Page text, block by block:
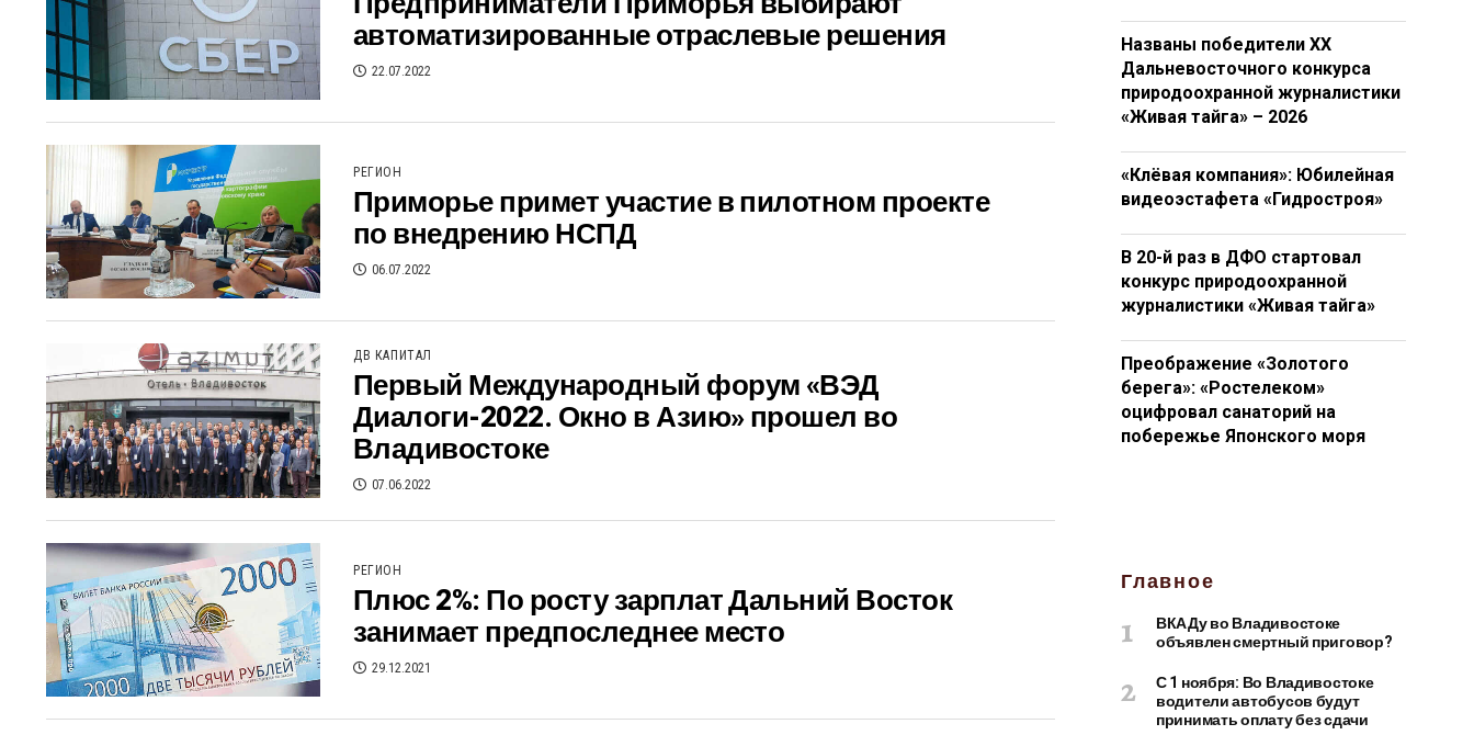
автоматизированные отраслевые решения
22.07.2022
РЕГИОН
Приморье примет участие в пилотном проекте
по внедрению НСПД
06.07.2022
ДВ КАПИТАЛ
Первый Международный форум «ВЭД
Диалоги-2022. Окно в Азию» прошел во
Владивостоке
07.06.2022
РЕГИОН
Плюс 2%: По росту зарплат Дальний Восток
занимает предпоследнее место
29.12.2021
Названы победители XX
Дальневосточного конкурса
природоохранной журналистики
«Живая тайга» – 2026
«Клёвая компания»: Юбилейная
видеоэстафета «Гидростроя»
В 20-й раз в ДФО стартовал
конкурс природоохранной
журналистики «Живая тайга»
Преображение «Золотого
берега»: «Ростелеком»
оцифровал санаторий на
побережье Японского моря
Главное
ВКАДу во Владивостоке
объявлен смертный приговор?
С 1 ноября: Во Владивостоке
водители автобусов будут
принимать оплату без сдачи